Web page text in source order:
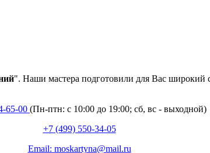
". Наши мастера подготовили для Вас широкий
65-00 (Пн-птн: с 10:00 до 19:00; сб, вс - выходной)
+7 (499) 550-34-05
Email: moskartyna@mail.ru